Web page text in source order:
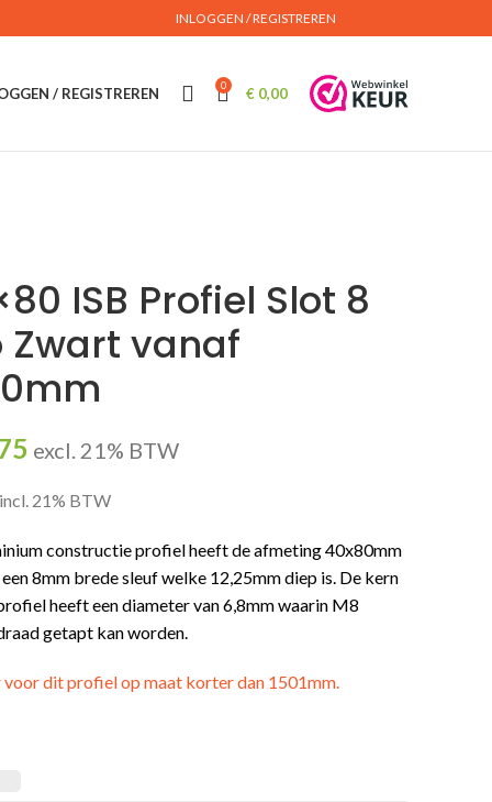
INLOGGEN / REGISTREREN
/ REGISTREREN 0 € 0,00
ISB Profiel Slot 8
Zwart vanaf
excl. 21% BTW
21% BTW
constructie profiel heeft de afmeting 40x80mm
8mm brede sleuf welke 12,25mm diep is. De kern
heeft een diameter van 6,8mm waarin M8
getapt kan worden.
dit profiel op maat korter dan 1501mm.